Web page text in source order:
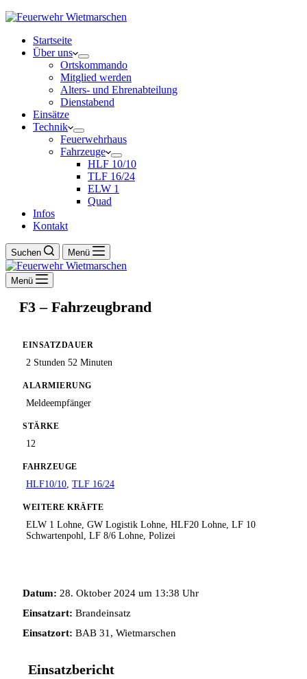
Startseite
Über uns
Ortskommando
Mitglied werden
Alters- und Ehrenabteilung
Dienstabend
Einsätze
Technik
Feuerwehrhaus
Fahrzeuge
HLF 10/10
TLF 16/24
ELW 1
Quad
Infos
Kontakt
Suchen Menü
Menü
F3 – Fahrzeugbrand
EINSATZDAUER
2 Stunden 52 Minuten
ALARMIERUNG
Meldeempfänger
STÄRKE
12
FAHRZEUGE
HLF10/10, TLF 16/24
WEITERE KRÄFTE
ELW 1 Lohne, GW Logistik Lohne, HLF20 Lohne, LF 10
Schwartenpohl, LF 8/6 Lohne, Polizei
Datum: 28. Oktober 2024 um 13:38 Uhr
Einsatzart: Brandeinsatz
Einsatzort: BAB 31, Wietmarschen
Einsatzbericht